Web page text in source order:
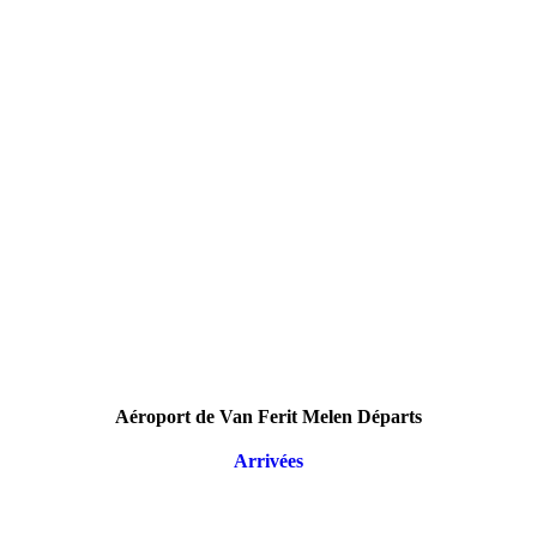
Aéroport de Van Ferit Melen Départs
Arrivées